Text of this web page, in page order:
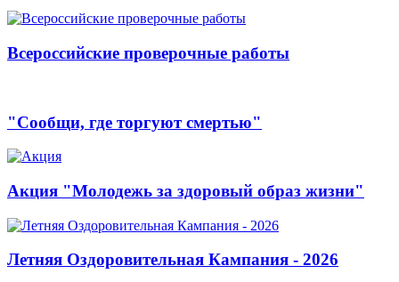
Всероссийские проверочные работы
"Сообщи, где торгуют смертью"
Акция "Молодежь за здоровый образ жизни"
Летняя Оздоровительная Кампания - 2026